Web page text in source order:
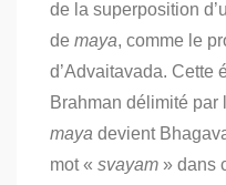
de la superposition
de maya, comme le
d’Advaitavada. Cette
Brahman délimité par
maya devient
mot « svayam » dans